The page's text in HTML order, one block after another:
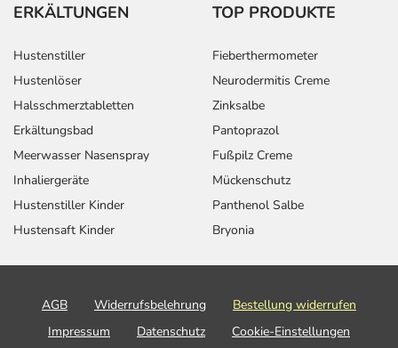
ERKÄLTUNGEN
Hustenstiller
Hustenlöser
Halsschmerztabletten
Erkältungsbad
Meerwasser Nasenspray
Inhaliergeräte
Hustenstiller Kinder
Hustensaft Kinder
TOP PRODUKTE
Fieberthermometer
Neurodermitis Creme
Zinksalbe
Pantoprazol
Fußpilz Creme
Mückenschutz
Panthenol Salbe
Bryonia
AGB Widerrufsbelehrung
Bestellung widerrufen
Impressum
Datenschutz
Cookie-Einstellungen